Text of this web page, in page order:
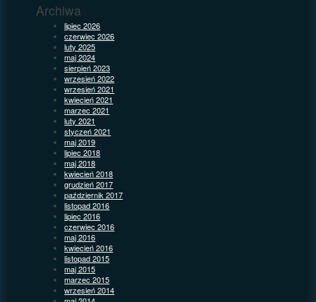
Archiwa
lipiec 2026
czerwiec 2026
luty 2025
maj 2024
sierpień 2023
wrzesień 2022
wrzesień 2021
kwiecień 2021
marzec 2021
luty 2021
styczeń 2021
maj 2019
lipiec 2018
maj 2018
kwiecień 2018
grudzień 2017
październik 2017
listopad 2016
lipiec 2016
czerwiec 2016
maj 2016
kwiecień 2016
listopad 2015
maj 2015
marzec 2015
wrzesień 2014